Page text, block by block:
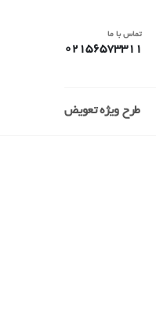
تماس با ما
02156573311
طرح ویژه تعویض